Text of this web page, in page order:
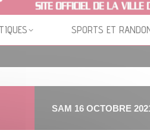
SPORTS ET
SAM 16 OCTOBRE